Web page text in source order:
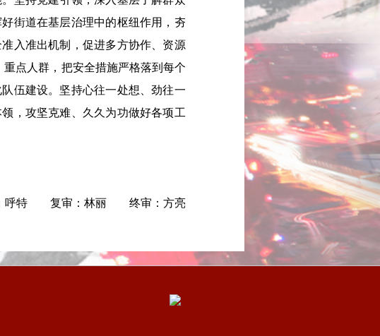
街道在基层治理中的枢纽作用，夯
入准出机制，促进多方协作、资源
点人群，把安全措施严格落到每个
伍建设。坚持心往一处想、劲往一
，攻坚克难、久久为功做好各项工
呼特 复审：林丽 终审：方亮